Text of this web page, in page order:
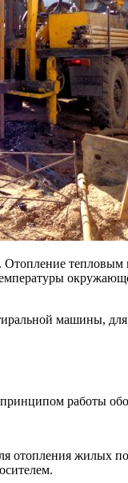
машины,
работы
отопления жилых